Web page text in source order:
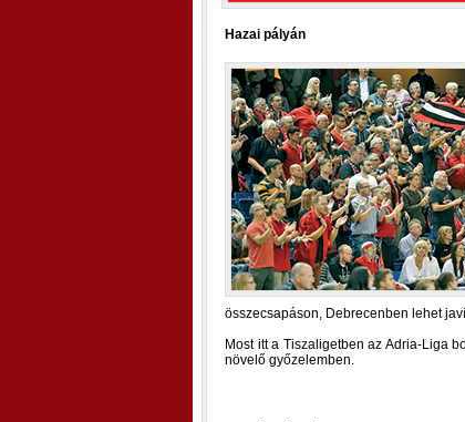
Hazai pályán
összecsapáson, Debrecenben lehet
Most itt a Tiszaligetben az Adria-Liga
növelő győzelemben.